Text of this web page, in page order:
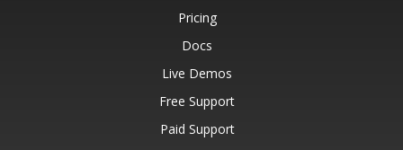
Pricing
Docs
Live Demos
Free Support
Paid Support